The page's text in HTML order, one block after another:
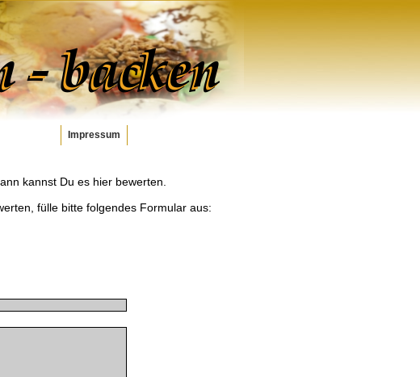
Impressum
kannst Du es hier bewerten.
fülle bitte folgendes Formular aus: